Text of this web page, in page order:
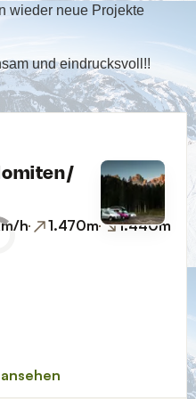
wieder neue Projekte
und eindrucksvoll!!